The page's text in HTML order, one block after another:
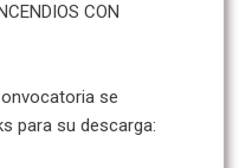
CON
se
para su descarga: